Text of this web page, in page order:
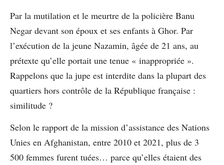
Par la mutilation et le meurtre de la policière Banu
Negar devant son époux et ses enfants à Ghor. Par
l’exécution de la jeune Nazamin, âgée de 21 ans, au
prétexte qu’elle portait une tenue « inappropriée ».
Rappelons que la jupe est interdite dans la plupart des
quartiers hors contrôle de la République française :
similitude ?
Selon le rapport de la mission d’assistance des Nations
Unies en Afghanistan, entre 2010 et 2021, plus de 3
500 femmes furent tuées… parce qu’elles étaient des